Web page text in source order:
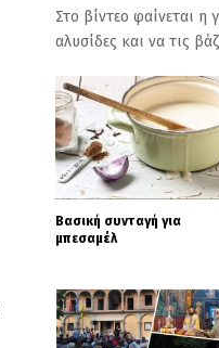
Στο βίντεο φαίνεται η
αλυσίδες και να τις
Βασική συνταγή για
μπεσαμέλ